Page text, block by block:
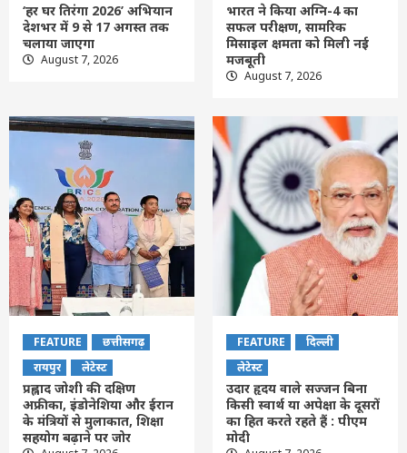
‘हर घर तिरंगा 2026’ अभियान
देशभर में 9 से 17 अगस्त तक
चलाया जाएगा
August 7, 2026
भारत ने किया अग्नि-4 का
सफल परीक्षण, सामरिक
मिसाइल क्षमता को मिली नई
मजबूती
August 7, 2026
FEATURE
छत्तीसगढ़
रायपुर
लेटेस्ट
प्रह्लाद जोशी की दक्षिण
अफ्रीका, इंडोनेशिया और ईरान
के मंत्रियों से मुलाकात, शिक्षा
सहयोग बढ़ाने पर जोर
FEATURE
दिल्ली
लेटेस्ट
उदार हृदय वाले सज्जन बिना
किसी स्वार्थ या अपेक्षा के दूसरों
का हित करते रहते हैं : पीएम
मोदी